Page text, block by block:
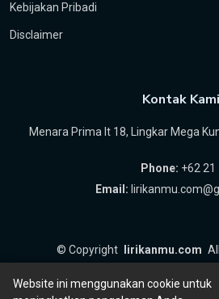
Kebijakan Pribadi
Disclaimer
Kontak Kami
Menara Prima lt 18, Lingkar Mega
Phone: +62 21
Email:
© Copyright lirikanmu.com
Website ini menggunakan cookie untuk